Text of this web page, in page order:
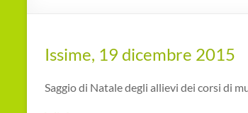
Issime, 19 dicembre 2015
Saggio di Natale degli allievi dei corsi di